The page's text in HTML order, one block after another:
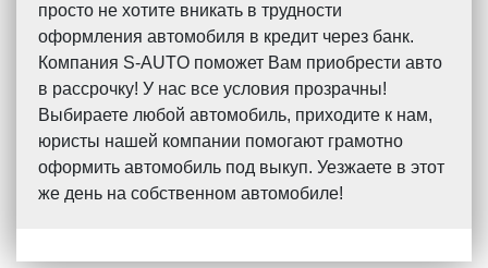
просто не хотите вникать в трудности
оформления автомобиля в кредит через банк.
Компания S-AUTO поможет Вам приобрести авто
в рассрочку! У нас все условия прозрачны!
Выбираете любой автомобиль, приходите к нам,
юристы нашей компании помогают грамотно
оформить автомобиль под выкуп. Уезжаете в этот
же день на собственном автомобиле!